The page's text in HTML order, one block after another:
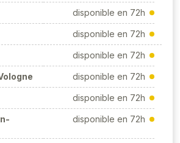
disponible en 72h
disponible en 72h
disponible en 72h
disponible en 72h
disponible en 72h
disponible en 72h